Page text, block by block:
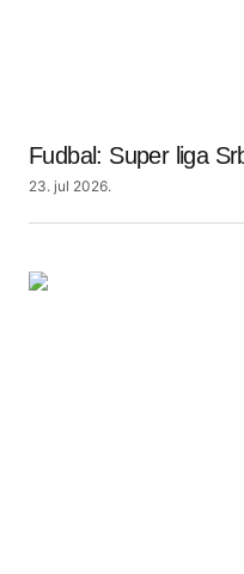
Fudbal: Super liga
23. jul 2026.